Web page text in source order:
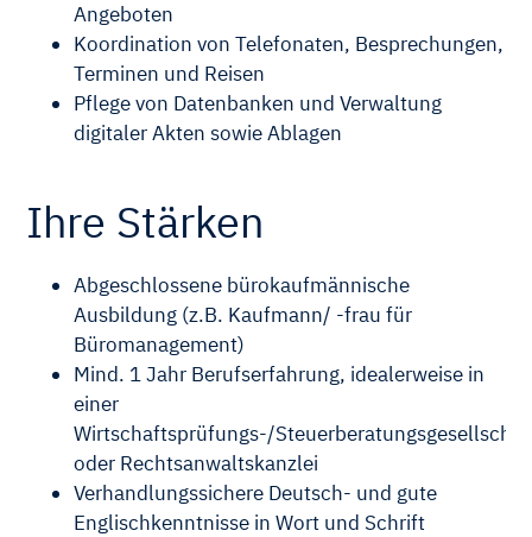
Angeboten
Koordination von Telefonaten, Besprechungen,
Terminen und Reisen
Pflege von Datenbanken und Verwaltung
digitaler Akten sowie Ablagen
Ihre Stärken
Abgeschlossene bürokaufmännische
Ausbildung (z.B. Kaufmann/ -frau für
Büromanagement)
Mind. 1 Jahr Berufserfahrung, idealerweise in
einer
Wirtschaftsprüfungs-/
oder Rechtsanwaltskanzlei
Verhandlungssichere Deutsch- und gute
Englischkenntnisse in Wort und Schrift